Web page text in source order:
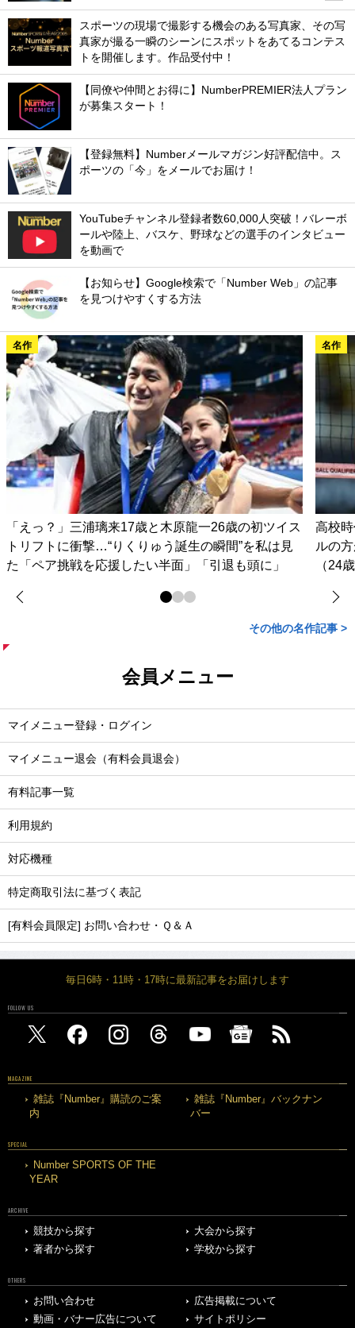
スポーツの現場で撮影する機会のある写真家、その写
真家が撮る一瞬のシーンにスポットをあてるコンテス
トを開催します。作品受付中！
【同僚や仲間とお得に】NumberPREMIER法人プラン
が募集スタート！
【登録無料】Numberメールマガジン好評配信中。ス
ポーツの「今」をメールでお届け！
YouTubeチャンネル登録者数60,000人突破！バレーボ
ールや陸上、バスケ、野球などの選手のインタビュー
を動画で
【お知らせ】Google検索で「Number Web」の記事
を見つけやすくする方法
名作
「えっ？」三浦璃来17歳と木原龍一26歳の初ツイス
トリフトに衝撃…“りくりゅう誕生の瞬間”を私は見
た「ペア挑戦を応援したい半面」「引退も頭に」
名作
高校
ルの
（24
その他の名作記事 >
会員メニュー
マイメニュー登録・ログイン
マイメニュー退会（有料会員退会）
有料記事一覧
利用規約
対応機種
特定商取引法に基づく表記
[有料会員限定] お問い合わせ・Ｑ＆Ａ
毎日6時・11時・17時に最新記事をお届けします
FOLLOW US
MAGAZINE
雑誌『Number』購読のご案
内
雑誌『Number』バックナン
バー
SPECIAL
Number SPORTS OF THE
YEAR
ARCHIVE
競技から探す
大会から探す
著者から探す
学校から探す
OTHERS
お問い合わせ
広告掲載について
動画・バナー広告について
サイトポリシー